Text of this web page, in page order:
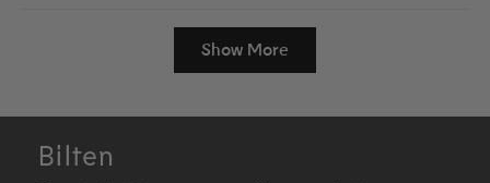
Loading...
Show More
Bilten